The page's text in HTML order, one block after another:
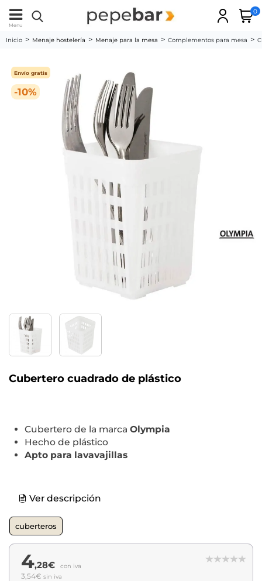
Menu
0
Inicio Menaje hostelería Menaje para la mesa Complementos para mesa
-10%
Envío gratis
Cubertero cuadrado de plástico
Cubertero de la marca Olympia
Hecho de plástico
Apto para lavavajillas
Ver descripción
cuberteros
4,28€ con iva
3,54€ sin iva